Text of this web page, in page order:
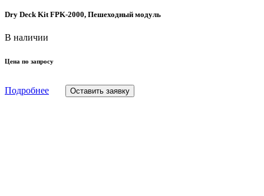
Dry Deck Kit FPK-2000, Пешеходный модуль
В наличии
Цена по запросу
Подробнее Оставить заявку